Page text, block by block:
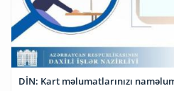
DİN: Kart məlumatlarınızı